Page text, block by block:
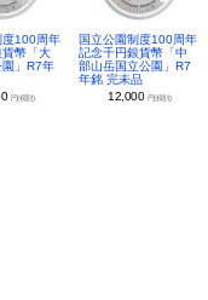
度100周年
幣「大
園」R7年
円(税別)
国立公園制度100周年
記念千円銀貨幣「中
部山岳国立公園」R7
年銘 完未品
12,000 円(税別)